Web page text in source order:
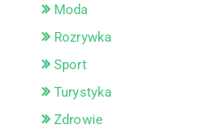
Moda
Rozrywka
Sport
Turystyka
Zdrowie